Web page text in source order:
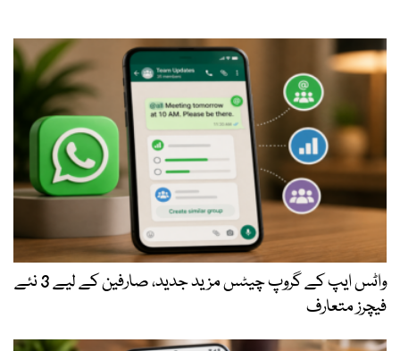
واٹس ایپ کے گروپ چیٹس مزید جدید، صارفین کے لیے 3 نئے
فیچرز متعارف